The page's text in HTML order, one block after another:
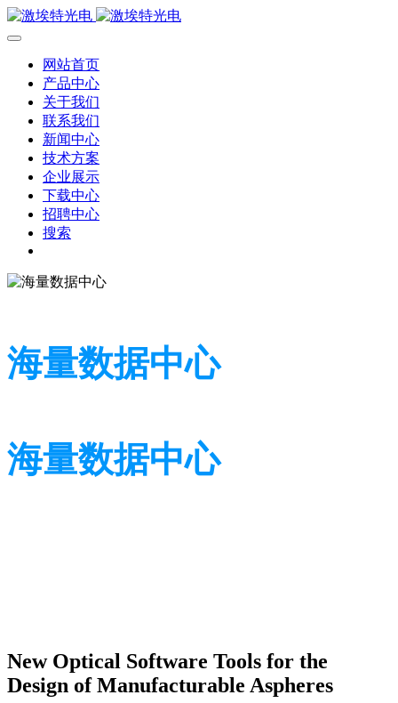
网站首页
产品中心
关于我们
联系我们
新闻中心
技术方案
企业展示
下载中心
招聘中心
搜索
海量数据中心
海量数据中心
New Optical Software Tools for the
Design of Manufacturable Aspheres